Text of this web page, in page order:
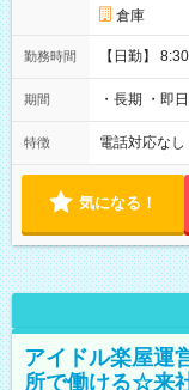
倉庫
勤務時間 【日勤】
期間 ・長期 ・即
特徴 電話対応なし
気になる！
アイドル楽屋運
所で働ける☆来